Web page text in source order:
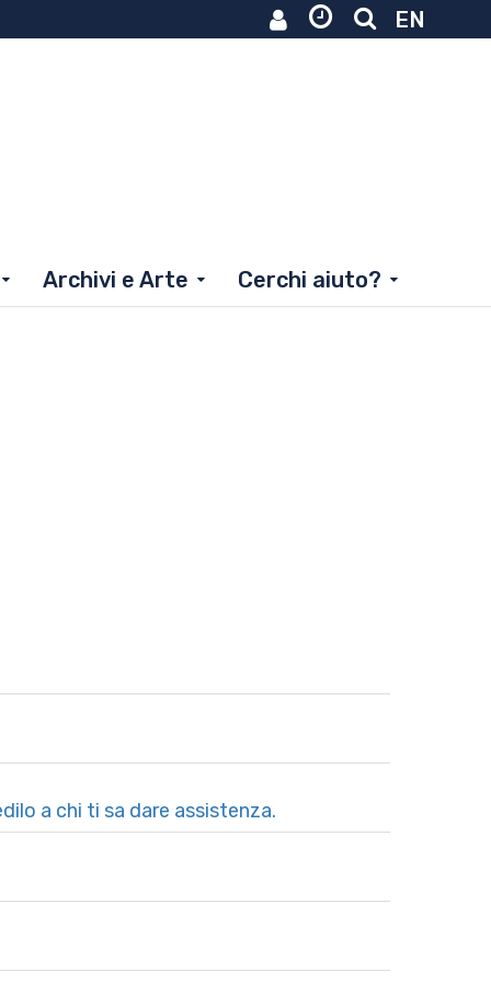
EN
Archivi e Arte Cerchi aiuto?
a chi ti sa dare assistenza.